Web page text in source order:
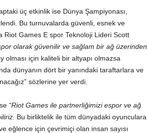
üç etkinlik ise Dünya Şampiyonası,
Bu turnuvalarda güvenli, esnek ve
Riot Games E spor Teknoloji Lideri Scott
olarak güvenilir ve sağlam bir ağ üzerinden
olması için kaliteli bir altyapı olmazsa
dünyanın dört bir yanındaki taraftarlara ve
sözlerine yer verdi.
“Riot Games ile partnerliğimizi espor ve ağ
Bu birliktelik ile tüm dünyadaki oyunculara
eğlence için çevrimiçi olan insan sayısı